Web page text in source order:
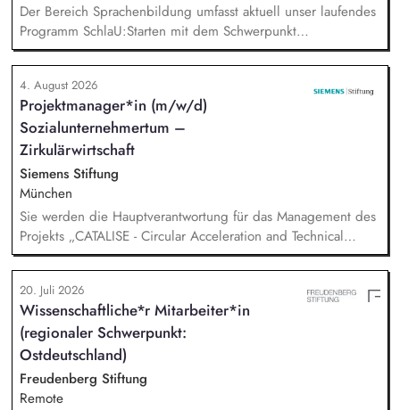
Der Bereich Sprachenbildung umfasst aktuell unser laufendes
Programm SchlaU:Starten mit dem Schwerpunkt
"Alphabetisierung in DaZ für die Grundschule" sowie
zukünftig weitere auf Unterrichtsmaterial bezogene Projekte
mit den Schwerpunkten sprachensensibles und
rassismuskritisches Deutschlernen von der Grundschule bis in
die Berufliche Bildung. Der Bereich Sprachenbildung
entwickelt in seinen Projekten dazu zielgruppengerechte und
innovative Unterrichtsmaterialien und begleitet pädagogische
Fachkräfte mit daran angeschlossenen
Weiterbildungsangeboten online wie offline.
4. August 2026
Projektmanager*in (m/w/d)
Sozialunternehmertum –
Zirkulärwirtschaft
Siemens Stiftung
München
Sie werden die Hauptverantwortung für das Management des
Projekts „CATALISE - Circular Acceleration and Technical
Assistance for Local Innovation and Sustainable Enterprises
20. Juli 2026
Wissenschaftliche*r Mitarbeiter*in
(regionaler Schwerpunkt:
Ostdeutschland)
Freudenberg Stiftung
Remote